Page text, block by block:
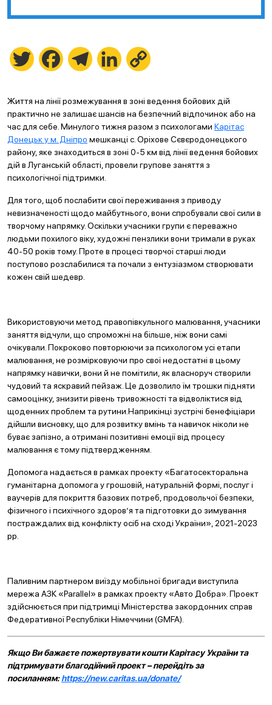
Twitter FacebookTelegramLinkedIn
Життя на лінії розмежування в зоні ведення бойових дій
практично не залишає шансів на безпечний відпочинок або на
час для себе. Минулого тижня разом з психологами Карітас
Донецьк у м. Дніпро мешканці с. Оріхове Сєвєродонецького
району, яке знаходиться в зоні 0-5 км від лінії ведення бойових
дій в Луганській області, провели групове заняття з
психологічної підтримки.
Для того, щоб послабити свої переживання з приводу
невизначеності щодо майбутнього, вони спробували свої сили в
творчому напрямку. Оскільки учасники групи є переважно
людьми похилого віку, художні пензлики вони тримали в руках
40-50 років тому. Проте в процесі творчої старші люди
поступово розслабилися та почали з ентузіазмом створювати
кожен свій шедевр.
Використовуючи метод правопівкульного малювання, учасники
заняття відчули, що спроможні на більше, ніж вони самі
очікували. Покроково повторюючи за психологом усі етапи
малювання, не розмірковуючи про свої недостатні в цьому
напрямку навички, вони й не помітили, як власноруч створили
чудовий та яскравий пейзаж. Це дозволило їм трошки підняти
самооцінку, знизити рівень тривожності та відволіктися від
щоденних проблем та рутини.Наприкінці зустрічі бенефіціари
дійшли висновку, що для розвитку вмінь та навичок ніколи не
буває запізно, а отримані позитивні емоції від процесу
малювання є тому підтвердженням.
Допомога надається в рамках проекту «Багатосекторальна
гуманітарна допомога у грошовій, натуральній формі, послуг і
ваучерів для покриття базових потреб, продовольчої безпеки,
фізичного і психічного здоров’я та підготовки до зимування
постраждалих від конфлікту осіб на сході України», 2021-2023
рр.
Паливним партнером виїзду мобільної бригади виступила
мережа АЗК «Parallel» в рамках проекту «Авто Добра». Проект
здійснюється при підтримці Міністерства закордонних справ
Федеративної Республіки Німеччини (GMFA).
Якщо Ви бажаєте пожертвувати кошти Карітасу України та
підтримувати благодійний проект – перейдіть за
посиланням:https://new.caritas.ua/donate/